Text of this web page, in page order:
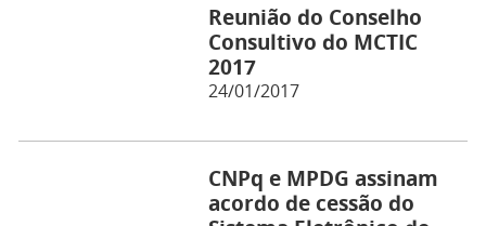
Reunião do Conselho
Consultivo do MCTIC
2017
24/01/2017
CNPq e MPDG assinam
acordo de cessão do